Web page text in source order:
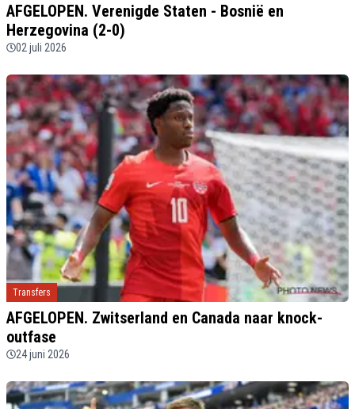
AFGELOPEN. Verenigde Staten - Bosnië en
Herzegovina (2-0)
02 juli 2026
Transfers
AFGELOPEN. Zwitserland en Canada naar knock-
outfase
24 juni 2026